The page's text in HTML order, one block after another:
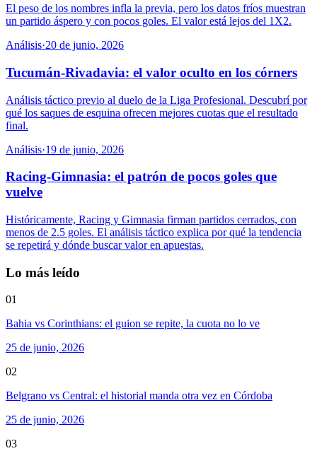
El peso de los nombres infla la previa, pero los datos fríos muestran
un partido áspero y con pocos goles. El valor está lejos del 1X2.
Análisis·20 de junio, 2026
Tucumán-Rivadavia: el valor oculto en los córners
Análisis táctico previo al duelo de la Liga Profesional. Descubrí por
qué los saques de esquina ofrecen mejores cuotas que el resultado
final.
Análisis·19 de junio, 2026
Racing-Gimnasia: el patrón de pocos goles que
vuelve
Históricamente, Racing y Gimnasia firman partidos cerrados, con
menos de 2.5 goles. El análisis táctico explica por qué la tendencia
se repetirá y dónde buscar valor en apuestas.
Lo más leído
01
Bahia vs Corinthians: el guion se repite, la cuota no lo ve
25 de junio, 2026
02
Belgrano vs Central: el historial manda otra vez en Córdoba
25 de junio, 2026
03